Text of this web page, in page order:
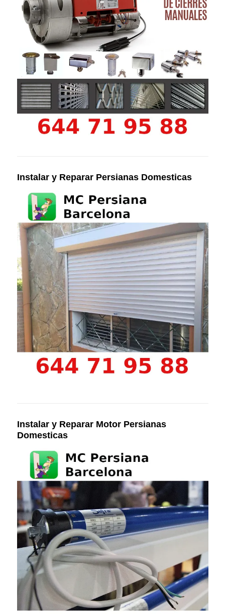
Instalar y Reparar Persianas Domesticas
Instalar y Reparar Motor Persianas
Domesticas